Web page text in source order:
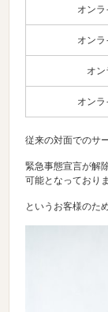
オン
オンラ
オン
オン
従来の対面でのサ
緊急事態宣言が解
可能となっており
というお客様のた